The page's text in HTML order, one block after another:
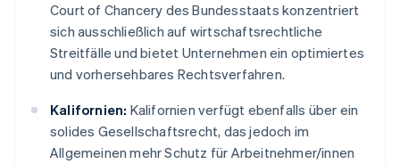
Court of Chancery des Bundesstaats konzentriert
sich ausschließlich auf wirtschaftsrechtliche
Streitfälle und bietet Unternehmen ein optimiertes
und vorhersehbares Rechtsverfahren.
Kalifornien: Kalifornien verfügt ebenfalls über ein
solides Gesellschaftsrecht, das jedoch im
Allgemeinen mehr Schutz für Arbeitnehmer/innen